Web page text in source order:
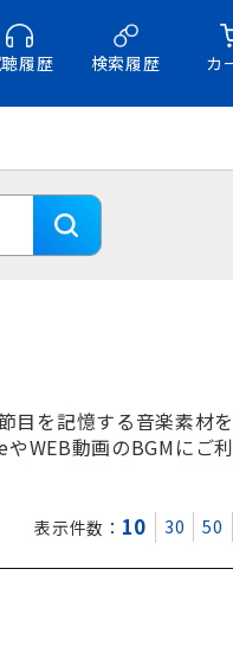
履歴 検索履歴 カ
目を記憶する音楽素材
WEB動画のBGMにご利
表示件数： 10 30 50